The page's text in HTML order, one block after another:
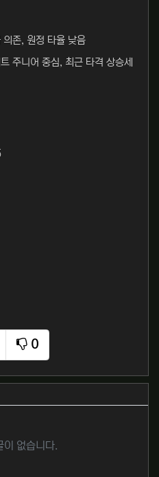
의존, 원정 타율 낮음
주니어 중심, 최근 타격 상승세
0
비추천
이 없습니다.